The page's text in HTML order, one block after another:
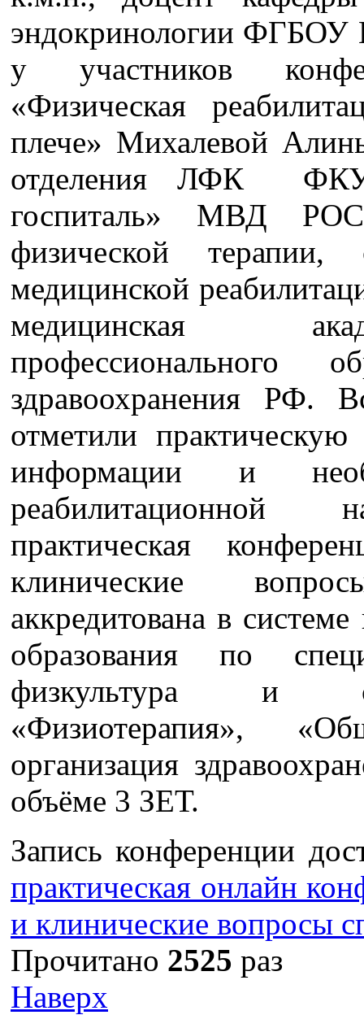
эндокринологии
у участников
«Физическая
плече» Михалевой
отделения ЛФК
госпиталь» МВД
физической
медицинской
медицинская
профессионального
здравоохранения РФ.
отметили практическую
информации и
реабилитационной
практическая
клинические
аккредитована в
образования по
физкультура и
«Физиотерапия»,
организация
объёме 3 ЗЕТ.
Запись конференции
практическая онлайн
и клинические вопросы
Прочитано 2525 раз
Наверх